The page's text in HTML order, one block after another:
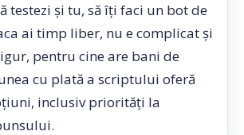
testezi și tu, să îți faci un bot de
ai timp liber, nu e complicat și
pentru cine are bani de
cu plată a scriptului oferă
inclusiv priorități la